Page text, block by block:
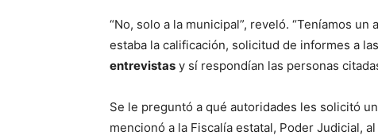
“No, solo a la municipal”, reveló. “Teníamos
estaba la calificación, solicitud de informes a
entrevistas y sí respondían las personas
Se le preguntó a qué autoridades les solicitó
mencionó a la Fiscalía estatal, Poder Judicial,